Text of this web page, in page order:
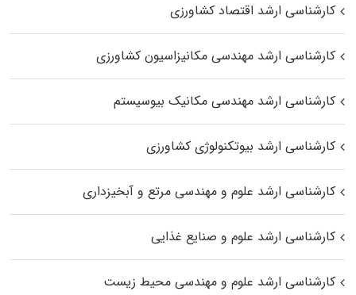
کارشناسی ارشد اقتصاد کشاورزی
کارشناسی ارشد مهندسی مکانیزاسیون کشاورزی
کارشناسی ارشد مهندسی مکانیک بیوسیستم
کارشناسی ارشد بیوتکنولوژی کشاورزی
کارشناسی ارشد علوم و مهندسی مرتع و آبخیزداری
کارشناسی ارشد علوم و صنایع غذایی
کارشناسی ارشد علوم و مهندسی محیط زیست